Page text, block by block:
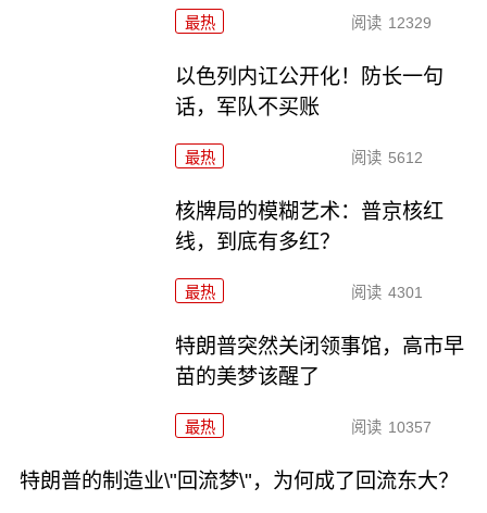
最热 阅读 12329
以色列内讧公开化！防长一句
话，军队不买账
最热 阅读 5612
核牌局的模糊艺术：普京核红
线，到底有多红？
最热 阅读 4301
特朗普突然关闭领事馆，高市早
苗的美梦该醒了
最热 阅读 10357
特朗普的制造业\"回流梦\"，为何成了回流东大？